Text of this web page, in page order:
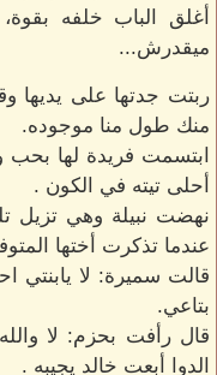
أغلق الباب خلفه
ميقدرش...
ربتت جدتها على يديها
منك طول منا موجوده.
ابتسمت فريدة لها بحب
أحلى تيته في الكون .
نهضت نبيلة وهي تزيل
عندما تذكرت أختها
قالت سميرة: لا يابنتي
بتاعي.
قال رأفت بحزم: لا
الدوا أبعت خالد يجيبه .